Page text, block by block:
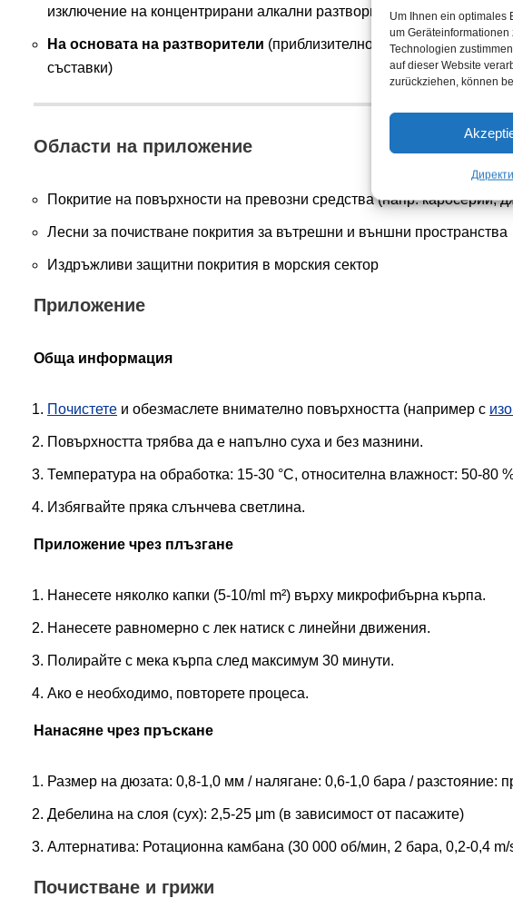
Um Ihnen ein optimales
um
Technologien
auf dieser Website
zurückziehen, können
изключение на концентрирани алкални разтвори)
На основата на разтворители (приблизително 60 % съдържание
съставки)
Области на приложение
Покритие на повърхности на превозни средства (напр. каросерии,
Лесни за почистване покрития за вътрешни и външни пространства
Издръжливи защитни покрития в морския сектор
Приложение
Обща информация
Почистете и обезмаслете внимателно повърхността (например с
Повърхността трябва да е напълно суха и без мазнини.
Температура на обработка: 15-30 °C, относителна влажност: 50-80
Избягвайте пряка слънчева светлина.
Приложение чрез плъзгане
Нанесете няколко капки (5-10/ml m²) върху микрофибърна кърпа.
Нанесете равномерно с лек натиск с линейни движения.
Полирайте с мека кърпа след максимум 30 минути.
Ако е необходимо, повторете процеса.
Нанасяне чрез пръскане
Размер на дюзата: 0,8-1,0 мм / налягане: 0,6-1,0 бара / разстояние:
Дебелина на слоя (сух): 2,5-25 μm (в зависимост от пасажите)
Алтернатива: Ротационна камбана (30 000 об/мин, 2 бара, 0,2-0,4
Почистване и грижи